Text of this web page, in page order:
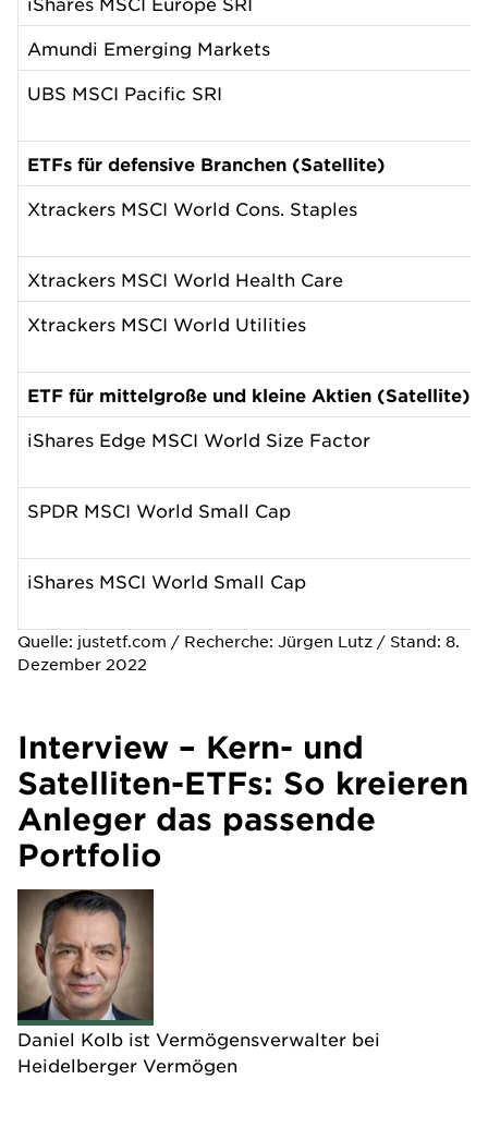
Amundi Emerging Markets
UBS MSCI Pacific SRI
ETFs für defensive Branchen (Satellite)
Xtrackers MSCI World Cons. Staples
Xtrackers MSCI World Health Care
Xtrackers MSCI World Utilities
ETF für mittelgroße und kleine Aktien (Satellite)
iShares Edge MSCI World Size Factor
SPDR MSCI World Small Cap
iShares MSCI World Small Cap
Quelle: justetf.com / Recherche: Jürgen Lutz / Stand: 8.
Dezember 2022
Interview – Kern- und
Satelliten-ETFs: So kreieren
Anleger das passende
Portfolio
Daniel Kolb ist Vermögensverwalter bei
Heidelberger Vermögen